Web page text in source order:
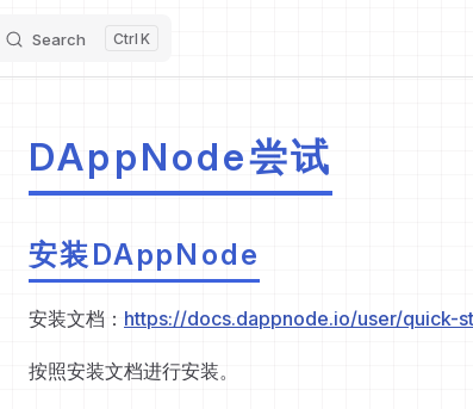
Search K
DAppNode尝试
安装DAppNode
安装文档： https://docs.dappnode.io/user/quick-
按照安装文档进行安装。